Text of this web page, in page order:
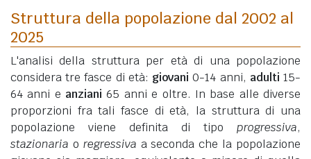
Struttura della popolazione dal 2002 al
2025
L'analisi della struttura per età di una popolazione
considera tre fasce di età: giovani 0-14 anni, adulti 15-
64 anni e anziani 65 anni e oltre. In base alle diverse
proporzioni fra tali fasce di età, la struttura di una
popolazione viene definita di tipo progressiva,
stazionaria o regressiva a seconda che la popolazione